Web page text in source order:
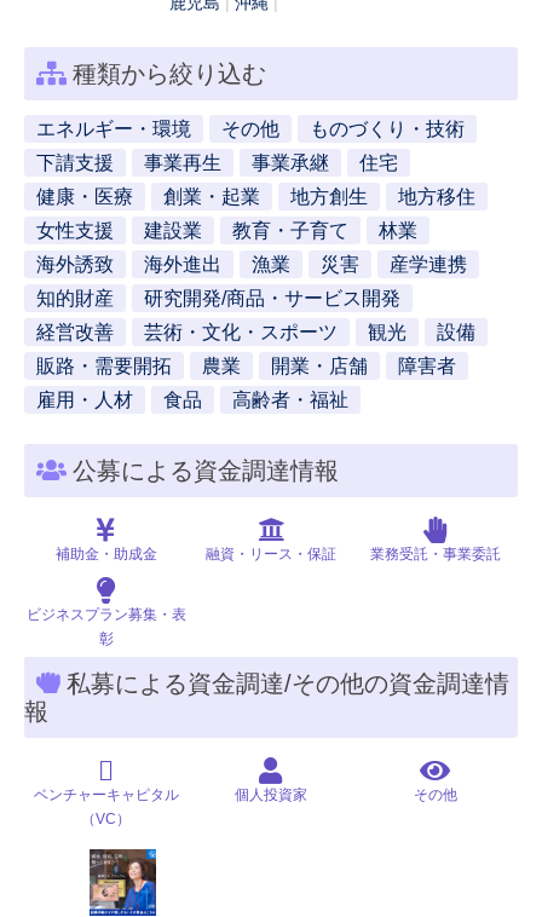
種類から絞り込む
エネルギー・環境 その他
ものづくり・技術
下請支援
事業再生 事業承継
住宅
健康・医療
創業・起業 地方創生
地方移住
女性支援
建設業 教育・子育て
林業
海外誘致
海外進出 漁業 災害
産学連携
知的財産
研究開発/商品・サービス開発
経営改善
芸術・文化・スポーツ 観光
設備
販路・需要開拓
農業 開業・店舗
障害者
雇用・人材
食品 高齢者・福祉
公募による資金調達情報
補助金・助成金 融資・リース・保証 業務受託・事業委託
ビジネスプラン募集・表
彰
私募による資金調達/その他の資金調達情
報
ベンチャーキャピタル
（VC）
個人投資家 その他